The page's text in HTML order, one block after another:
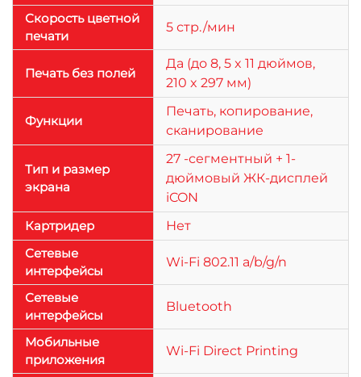
Скорость цветной
печати
5 стр./мин
Печать без полей
Да (до 8, 5 x 11 дюймов,
210 x 297 мм)
Функции
Печать, копирование,
сканирование
Тип и размер
экрана
27 -сегментный + 1-
дюймовый ЖК-дисплей
iCON
Картридер
Нет
Сетевые
интерфейсы
Wi-Fi 802.11 a/b/g/n
Сетевые
интерфейсы
Bluetooth
Мобильные
приложения
Wi-Fi Direct Printing